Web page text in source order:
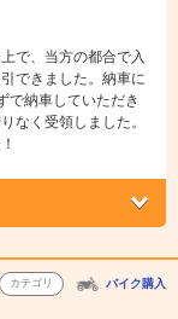
で、当方の都合で入
できました。納車に
で納車していただき
なく受領しました。
カテゴリ バイク購入